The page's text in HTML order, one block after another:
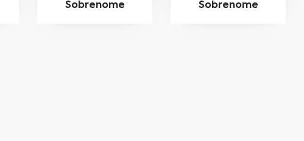
Sobrenome
Sobrenome